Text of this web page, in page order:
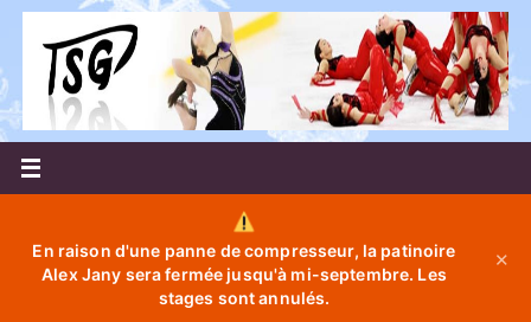
Passer
contenu
En raison d'une panne de compresseur, la patinoire
Alex Jany sera fermée jusqu'à mi-septembre. Les
stages sont annulés.
✕